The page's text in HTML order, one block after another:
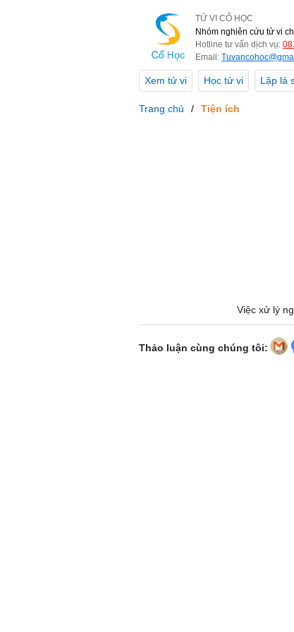
TỬ VI CỔ HỌC
Nhóm nghiên cứu tử vi
Hotline tư vấn dịch vụ:
Email:
Xem tử vi Học tử vi Lập lá
Trang chủ Tiện ích
Việc xử lý
Thảo luận cùng chúng tôi: